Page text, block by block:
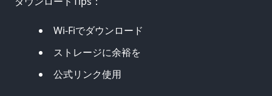
Wi-Fiでダウンロード
ストレージに余裕を
公式リンク使用